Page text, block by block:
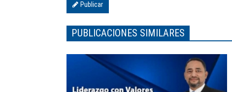
Publicar
PUBLICACIONES SIMILARES